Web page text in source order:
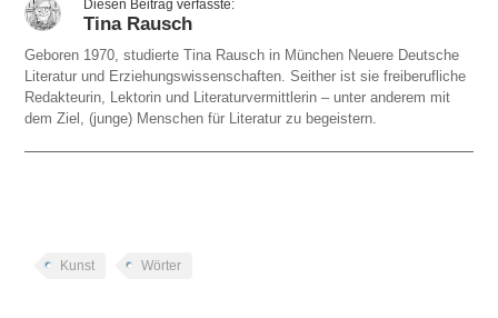
Tina Rausch
Geboren 1970, studierte Tina Rausch in München Neuere Deutsche
Literatur und Erziehungswissenschaften. Seither ist sie freiberufliche
Redakteurin, Lektorin und Literaturvermittlerin – unter anderem mit
dem Ziel, (junge) Menschen für Literatur zu begeistern.
Kunst Wörter